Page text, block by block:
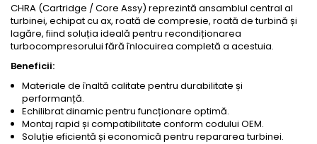
CHRA (Cartridge / Core Assy) reprezintă ansamblul central al
turbinei, echipat cu ax, roată de compresie, roată de turbină și
lagăre, fiind soluția ideală pentru recondiționarea
turbocompresorului fără înlocuirea completă a acestuia.
Beneficii:
Materiale de înaltă calitate pentru durabilitate și
performanță.
Echilibrat dinamic pentru funcționare optimă.
Montaj rapid și compatibilitate conform codului OEM.
Soluție eficientă și economică pentru repararea turbinei.